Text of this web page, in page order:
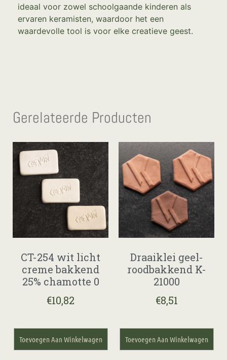
ideaal voor zowel schoolgaande kinderen als
ervaren keramisten, waardoor het een
waardevolle tool is voor elke creatieve geest.
Gerelateerde Producten
CT-254 wit licht
creme bakkend
25% chamotte 0
€10,82
Toevoegen Aan Winkelwagen
Draaiklei geel-
roodbakkend K-
21000
€8,51
Toevoegen Aan Winkelwagen